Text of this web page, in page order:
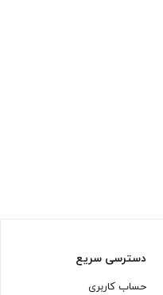
دسترسی سریع
حساب کاربری